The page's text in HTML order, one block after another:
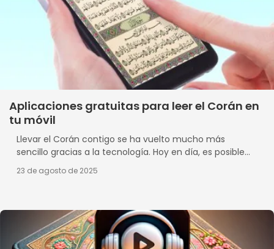
Aplicaciones gratuitas para leer el Corán en
tu móvil
Llevar el Corán contigo se ha vuelto mucho más
sencillo gracias a la tecnología. Hoy en día, es posible...
23 de agosto de 2025